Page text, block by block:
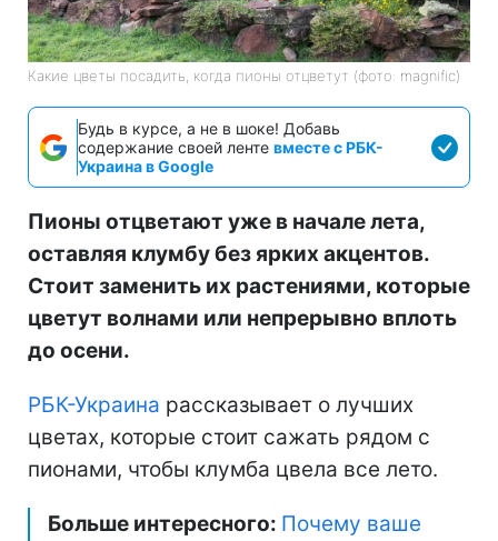
Какие цветы посадить, когда пионы отцветут (фото: magnific)
Будь в курсе, а не в шоке! Добавь
содержание своей ленте вместе с РБК-
Украина в Google
Пионы отцветают уже в начале лета,
оставляя клумбу без ярких акцентов.
Стоит заменить их растениями, которые
цветут волнами или непрерывно вплоть
до осени.
РБК-Украина рассказывает о лучших
цветах, которые стоит сажать рядом с
пионами, чтобы клумба цвела все лето.
Больше интересного: Почему ваше